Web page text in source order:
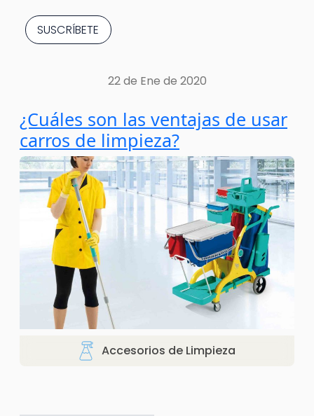
22 de Ene de 2020
¿Cuáles son las ventajas de usar
carros de limpieza?
Accesorios de Limpieza